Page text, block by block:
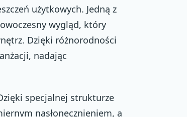
użytkowych. Jedną z
wygląd, który
Dzięki różnorodności
nadając
specjalnej strukturze
nasłonecznieniem, a